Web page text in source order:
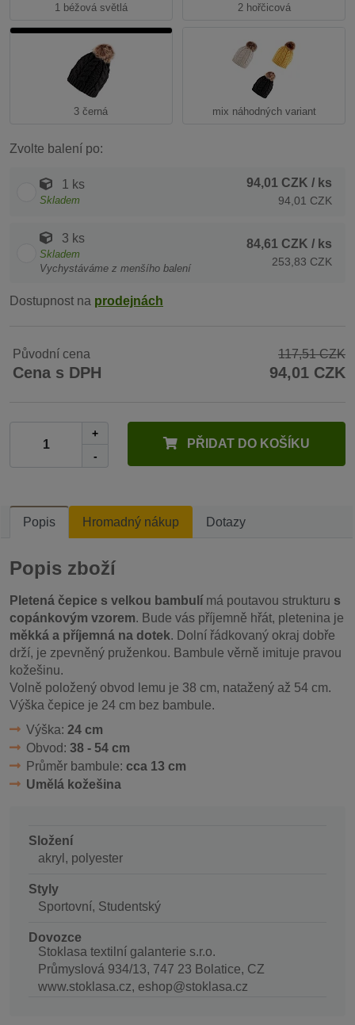
1 béžová světlá 2 hořčicová
3 černá mix náhodných variant
Zvolte balení po:
1 ks
Skladem
94,01 CZK / ks
94,01 CZK
3 ks
Skladem
Vychystáváme z menšího balení
84,61 CZK / ks
253,83 CZK
Dostupnost na prodejnách
Původní cena 117,51 CZK
Cena s DPH 94,01 CZK
+
-
PŘIDAT DO KOŠÍKU
Popis Hromadný nákup Dotazy
Popis zboží
Pletená čepice s velkou bambulí má poutavou strukturu s
copánkovým vzorem. Bude vás příjemně hřát, pletenina je
měkká a příjemná na dotek. Dolní řádkovaný okraj dobře
drží, je zpevněný pruženkou. Bambule věrně imituje pravou
kožešinu.
Volně položený obvod lemu je 38 cm, natažený až 54 cm.
Výška čepice je 24 cm bez bambule.
Výška: 24 cm
Obvod: 38 - 54 cm
Průměr bambule: cca 13 cm
Umělá kožešina
Složení
akryl, polyester
Styly
Sportovní, Studentský
Dovozce
Stoklasa textilní galanterie s.r.o.
Průmyslová 934/13, 747 23 Bolatice, CZ
www.stoklasa.cz, eshop@stoklasa.cz